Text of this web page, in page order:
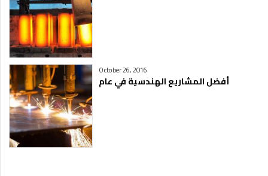
October 26, 2016
أفضل المشاريع الهندسية في عام